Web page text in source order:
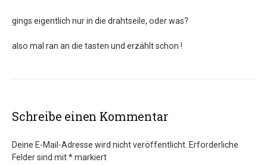
gings eigentlich nur in die drahtseile, oder was?
also mal ran an die tasten und erzählt schon !
Schreibe einen Kommentar
Deine E-Mail-Adresse wird nicht veröffentlicht. Erforderliche
Felder sind mit*markiert